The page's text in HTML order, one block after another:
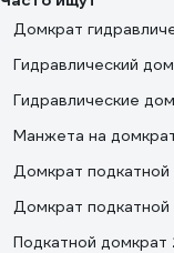
Домкрат
Гидравлический
Гидравлические
Манжета на
Домкрат
Домкрат
Подкатной домкрат